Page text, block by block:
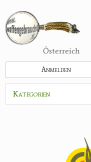
zum
Inhalt
Österreich
Anmelden
Kategorien